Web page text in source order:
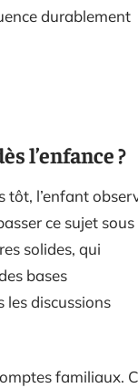
durablement
l’enfance ?
tôt, l’enfant
ce sujet sous
solides, qui
bases
les discussions
familiaux.